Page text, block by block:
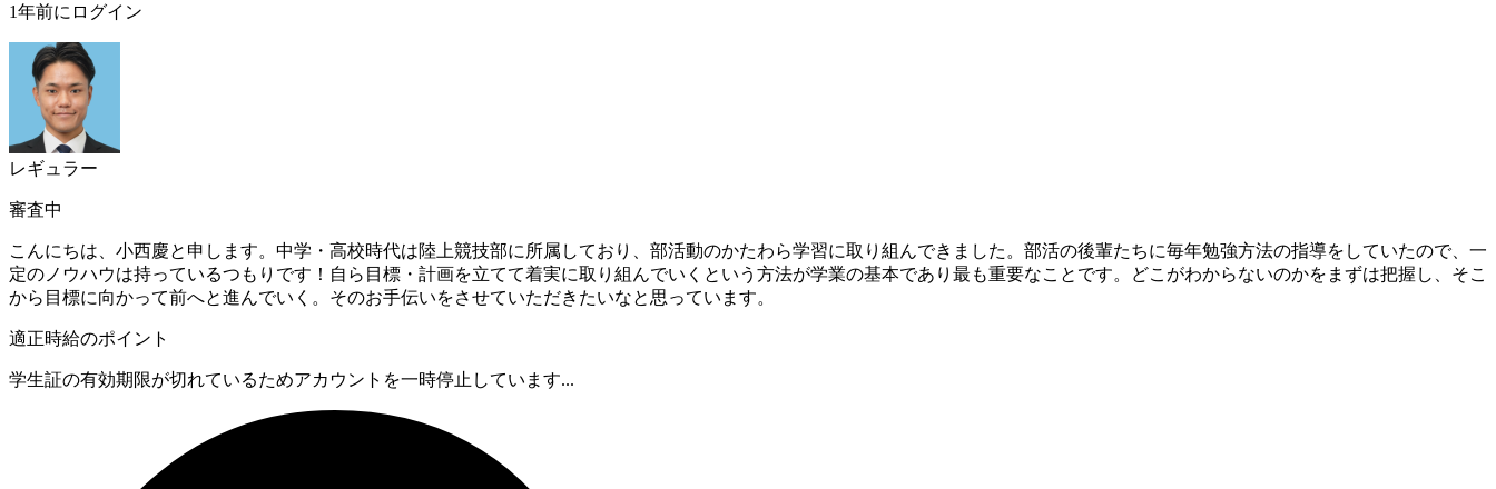
1年前にログイン
レギュラー
審査中
こんにちは、小西慶と申します。中学・高校時代は陸上競技部に所属しており、部活動のかたわら学習に取り組んできました。部活の後輩たちに毎年勉強方法の指導をしていたので、一
定のノウハウは持っているつもりです！自ら目標・計画を立てて着実に取り組んでいくという方法が学業の基本であり最も重要なことです。どこがわからないのかをまずは把握し、そこ
から目標に向かって前へと進んでいく。そのお手伝いをさせていただきたいなと思っています。
適正時給のポイント
学生証の有効期限が切れているためアカウントを一時停止しています...